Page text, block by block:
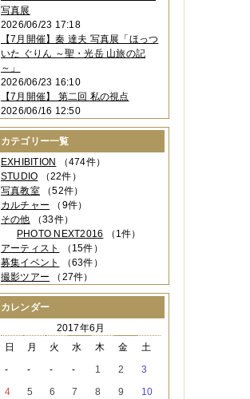
2023年05月
2023年04月 （2件）
2023年03月（5件）
2023年02月（3件）
2023年01月
2022年12月 （3件）
2022年11月（2件）
2022年10月（4件）
2022年09月（2件）
2022年08月
（3件）
2022年07月（3件）
2022年05月（4件）
2022年04月（2件）
2022年03月
（5件）
2022年02月（3件）
2022年01月（3件）
2021年12月（2件）
2021年11月（3件）
2021年10月
（1件）
2021年08月
2021年07月（1件）
（3件）
2021年05月（2件）
2021年02月 （1件）
写真展
2026/06/23 17:18
【7月開催】秦 達夫 写真展「ほっつ
いた ぐりん ～聖・光岳 山旅の記
～」
2026/06/23 16:10
【7月開催】 第二回 私の視点
2026/06/16 12:50
カテゴリー一覧
EXHIBITION （474件）
STUDIO （22件）
写真教室（52件）
カルチャー （9件）
その他 （33件）
PHOTO NEXT2016 （1件）
アーティスト
（15件）
募集イベント
（63件）
撮影ツアー （27件）
カレンダー
2017年6月
日
月 火 水 木 金
土
-
- - - 1 2
3
4
5 6 7 8 9
10